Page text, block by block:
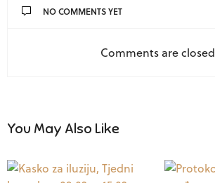
NO COMMENTS YET
Comments are closed
You May Also Like